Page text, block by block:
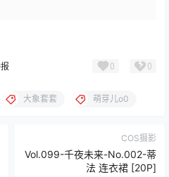
0 0
大象套套 萌芽儿o0
COS摄影
Vol.099-千夜未来-No.002-蒂
法 连衣裙 [20P]